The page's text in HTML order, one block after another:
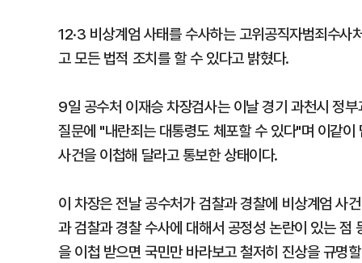
12·3 비상계엄 사태를 수사하는 고위공직자범죄수
고 모든 법적 조치를 할 수 있다고 밝혔다.
9일 공수처 이재승 차장검사는 이날 경기 과천시 정
질문에 "내란죄는 대통령도 체포할 수 있다"며 이같
사건을 이첩해 달라고 통보한 상태이다.
이 차장은 전날 공수처가 검찰과 경찰에 비상계엄 사
과 검찰과 경찰 수사에 대해서 공정성 논란이 있는
을 이첩 받으면 국민만 바라보고 철저히 진상을 규명